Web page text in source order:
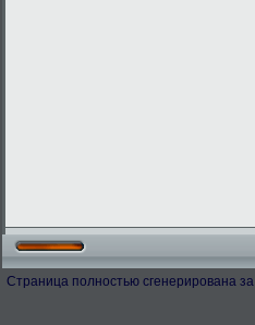
Страница полностью сгенерирована за